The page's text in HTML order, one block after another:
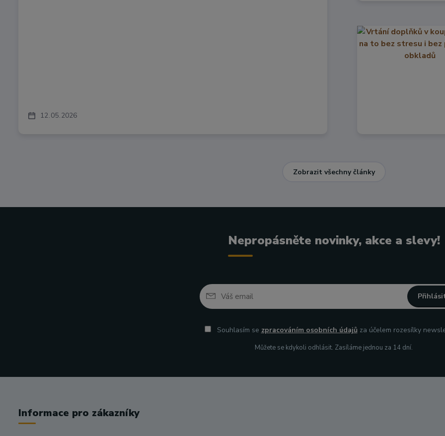
12 05 2026
Zobrazit všechny články
Nepropásněte novinky, akce a slevy!
Souhlasím se zpracováním osobních údajůza účelem rozesílky
Můžete se kdykoli odhlásit. Zasíláme jednou za 14 dní.
Informace pro zákazníky